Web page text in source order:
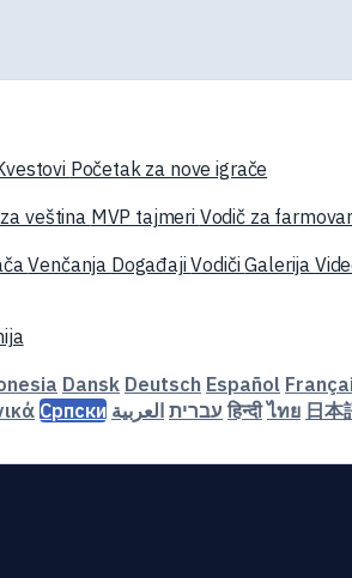
Početak za nove igrače
veština MVP tajmeri Vodič za
Venčanja DogađajiVodičiGalerija
Dansk Deutsch Español
Српски עברית العربية हिन्दी ไทย 日本